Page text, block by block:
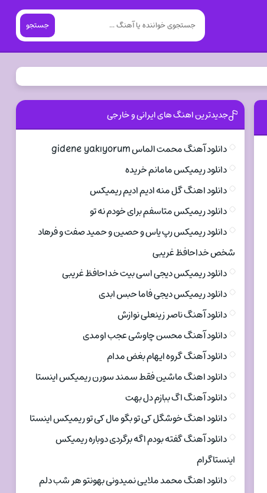
جستجو
جدیدترین اهنگ های ایرانی و خارجی
دانلود آهنگ محمت الماس gidene yakıyorum
دانلود ریمیکس مامانم خریده
دانلود اهنگ گل منه ادیم ادیم ریمیکس
دانلود ریمیکس متاسفم برای خودم نه تو
دانلود ریمیکس رپ یاس و حصین و حمید صفت و فرهاد
شخص خداحافظ غریبی
دانلود ریمیکس دیجی اسی بیت خداحافظ غریبی
دانلود ریمیکس دیجی فاما حبس ابدی
دانلود آهنگ ناصر زینعلی نوازش
دانلود آهنگ محسن چاوشی عجب اومدی
دانلود آهنگ گروه ایهام بغض مدام
دانلود اهنگ ماشین فقط سمند سورن ریمیکس اینستا
دانلود آهنگ اگ ببازم دل بهت
دانلود اهنگ خوشگل کی تو بگو مال کی تو ریمیکس اینستا
دانلود آهنگ گفته بودم اگه برگردی دوباره ریمیکس
اینستاگرام
دانلود اهنگ محمد ملایی نمیدونی بهونتو هر شب دلم